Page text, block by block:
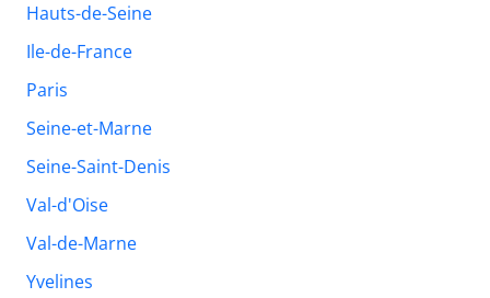
Hauts-de-Seine
Ile-de-France
Paris
Seine-et-Marne
Seine-Saint-Denis
Val-d'Oise
Val-de-Marne
Yvelines